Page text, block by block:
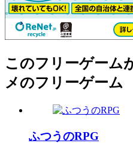
このフリーゲーム
メのフリーゲーム
ふつうのRPG